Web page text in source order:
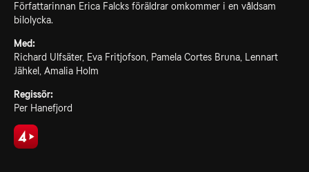
Författarinnan Erica Falcks föräldrar omkommer i en våldsam
bilolycka.
Med:
Richard Ulfsäter, Eva Fritjofson, Pamela Cortes Bruna, Lennart
Jähkel, Amalia Holm
Regissör:
Per Hanefjord